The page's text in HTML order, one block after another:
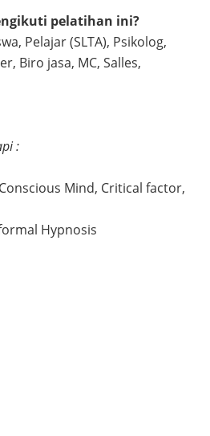
pelatihan ini?
Pelajar (SLTA), Psikolog,
Biro jasa, MC, Salles,
:
Mind, Critical factor,
Hypnosis